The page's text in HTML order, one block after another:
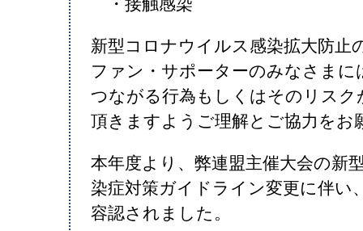
・接触感染
新型コロナウイルス感染拡大防止
ファン・サポーターのみなさまに
つながる行為もしくはそのリスク
頂きますようご理解とご協力をお
本年度より、弊連盟主催大会の新
染症対策ガイドライン変更に伴い
容認されました。